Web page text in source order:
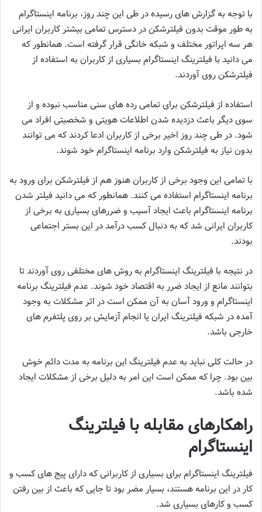
با توجه به گزارش ‌های رسیده در طی این چند روز، برنامه اینستاگرام
به طور موقت بدون فیلترشکن در دسترس تمامی بیشتر کاربران ایرانی
هر سه اپراتور مختلف و شبکه خانگی قرار گرفته است. همانطور که
می ‌دانید با فیلترینگ اینستاگرام بسیاری از کاربران به استفاده از
فیلترشکن روی آوردند.
استفاده از فیلترشکن برای تمامی رده‌ های سنی مناسب نبوده و از
سوی دیگر باعث دزدیده شدن اطلاعات هویتی و شخصیتی افراد می‌
شود. در طی چند روز اخیر برخی از کاربران ادعا کردند که می ‌توانند
بدون نیاز به فیلترشکن وارد برنامه اینستاگرام خود شوند.
با تمامی این وجود برخی از کاربران هنوز هم از فیلترشکن برای ورود به
برنامه اینستاگرام استفاده می ‌کنند. همانطور که می ‌دانید فیلتر شدن
برنامه اینستاگرام باعث ایجاد آسیب و ضررهای بسیاری به برخی از
کاربران ایرانی شد که به دنبال کسب درآمد در این بستر اجتماعی
بودند.
در نتیجه با فیلترینگ اینستاگرام به روش ‌های مختلفی روی آوردند تا
بتوانند مانع از ایجاد ضرر به اقتصاد خود شوند. عدم فیلترینگ برنامه
اینستاگرام و ورود آسان به آن ممکن است در اثر مشکلات به وجود
آمده در شبکه فیلترینگ ایران یا انجام آزمایش بر روی پلتفرم‌ های
خارجی باشد.
در حالت کلی نباید به عدم فیلترینگ این برنامه به مدت دائم خوش
بین بود. چرا که ممکن است این امر به دلیل برخی از مشکلات ایجاد
شده باشد.
راهکارهای مقابله با فیلترینگ
اینستاگرام
فیلترینگ اینستاگرام برای بسیاری از کاربرانی که دارای پیج ‌های کسب و
کار در این برنامه هستند، بسیار مضر بود تا جایی که باعث از بین رفتن
کسب و کارهای بسیاری شد.